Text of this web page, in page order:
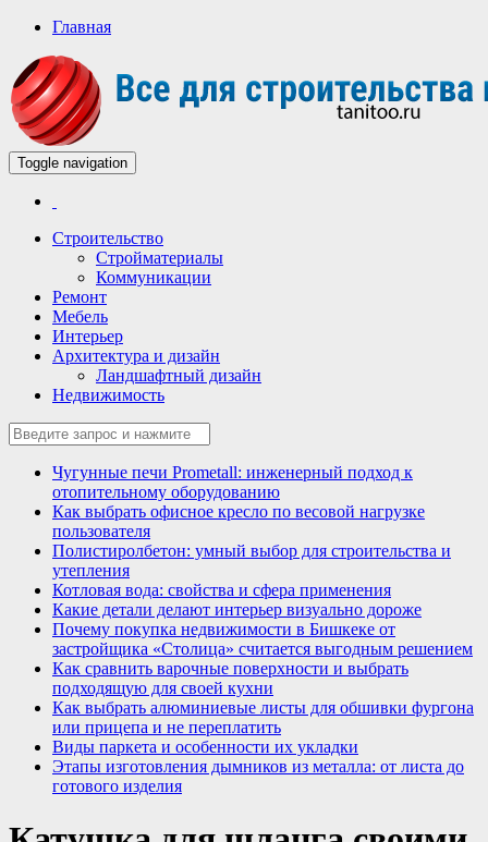
Главная
Строительный портал
Всё для строительства и ремонта
Toggle navigation
Строительство
Стройматериалы
Коммуникации
Ремонт
Мебель
Интерьер
Архитектура и дизайн
Ландшафтный дизайн
Недвижимость
Чугунные печи Prometall: инженерный подход к
отопительному оборудованию
Как выбрать офисное кресло по весовой нагрузке
пользователя
Полистиролбетон: умный выбор для строительства и
утепления
Котловая вода: свойства и сфера применения
Какие детали делают интерьер визуально дороже
Почему покупка недвижимости в Бишкеке от
застройщика «Столица» считается выгодным решением
Как сравнить варочные поверхности и выбрать
подходящую для своей кухни
Как выбрать алюминиевые листы для обшивки фургона
или прицепа и не переплатить
Виды паркета и особенности их укладки
Этапы изготовления дымников из металла: от листа до
готового изделия